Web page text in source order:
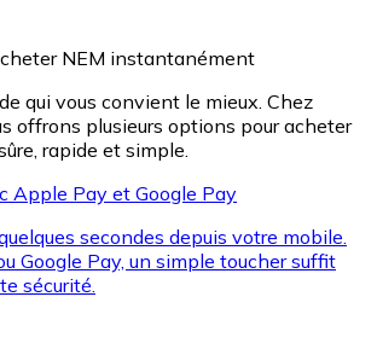
NEM instantanément
qui vous convient le mieux. Chez
offrons plusieurs options pour acheter
rapide et simple.
Apple Pay et Google Pay
secondes depuis votre mobile.
Google Pay, un simple toucher suffit
sécurité.